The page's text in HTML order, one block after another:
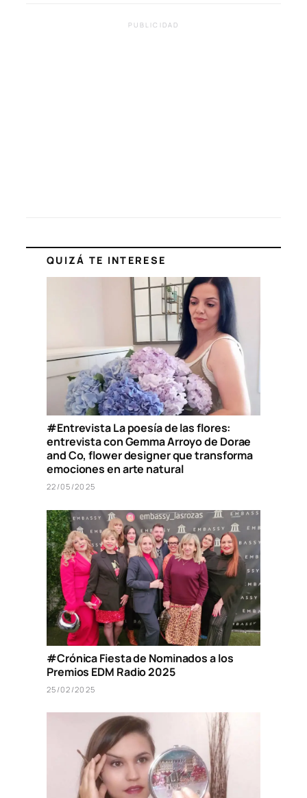
PUBLICIDAD
QUIZÁ TE INTERESE
#Entrevista La poesía de las flores:
entrevista con Gemma Arroyo de Dorae
and Co, flower designer que transforma
emociones en arte natural
22/05/2025
#Crónica Fiesta de Nominados a los
Premios EDM Radio 2025
25/02/2025